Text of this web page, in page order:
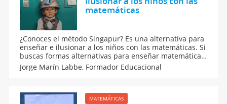
matemáticas
¿Conoces el método Singapur? Es una alternativa para
enseñar e ilusionar a los niños con las matemáticas. Si
buscas formas alternativas para enseñar matemáticas
a tus alumnos, de una forma diferente, quitando todo
lo abstracto de las matemáticas para los niños.
Jorge Marín Labbe, Formador Educacional
MATEMÁTICAS